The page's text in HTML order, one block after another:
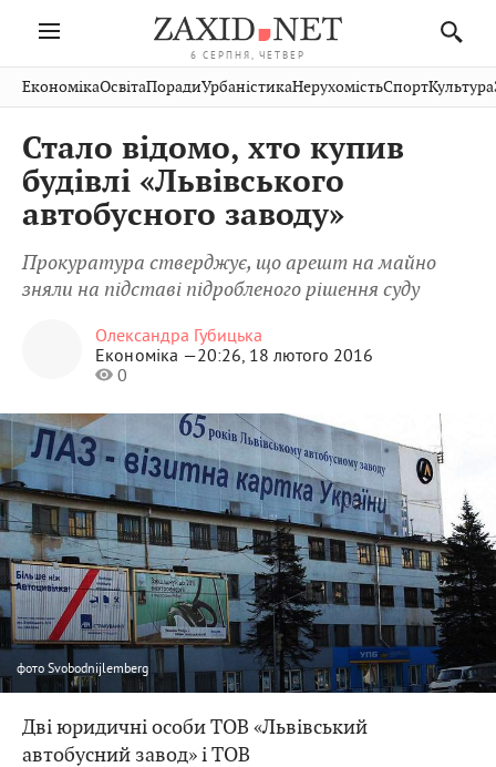
6 СЕРПНЯ, ЧЕТВЕР
Івано-
Франківськ
Тернопіль
Волинь
Закарпаття
Рівне
Чернівці
Шептицький
Стрий
Хмельницький
Публікації
Авто СловкоКультура
Кіно Дім СпортКраєзнавство
ФотоОсвіта
ЕкономікаОсвітаПорадиУрбаністикаНерухомістьСпортКультура
Стало відомо, хто купив
будівлі «Львівського
автобусного заводу»
Прокуратура стверджує, що арешт на майно
зняли на підставі підробленого рішення суду
Олександра Губицька
Економіка —20:26, 18 лютого 2016
0
фото Svobodnijlemberg
Дві юридичні особи ТОВ «Львівський
автобусний завод» і ТОВ